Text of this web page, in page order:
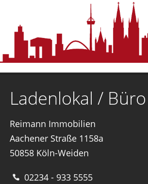
Ladenlokal / Büro
Reimann Immobilien
Aachener Straße 1158a
50858 Köln-Weiden
02234 - 933 5555